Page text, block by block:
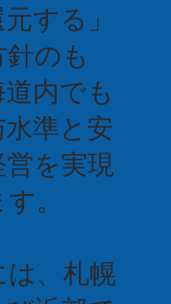
する」
のも
内でも
準と安
を実現
。
、札幌